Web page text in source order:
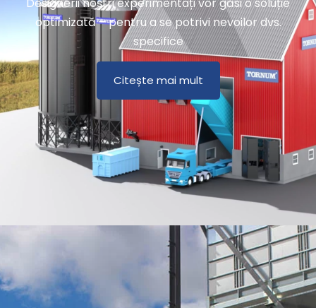
optimizată – pentru a se potrivi nevoilor dvs.
specifice
Citește mai mult